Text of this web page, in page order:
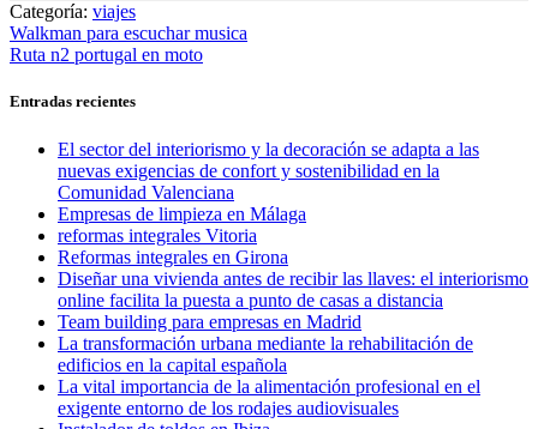
Categoría: viajes
Navegación
de
entradas
Entrada
anterior:
Walkman para escuchar musica
Entrada
Ruta n2 portugal en moto
Entradas recientes
El sector del interiorismo y la decoración se adapta a las
nuevas exigencias de confort y sostenibilidad en la
Comunidad Valenciana
Empresas de limpieza en Málaga
reformas integrales Vitoria
Reformas integrales en Girona
Diseñar una vivienda antes de recibir las llaves: el interiorismo
online facilita la puesta a punto de casas a distancia
Team building para empresas en Madrid
La transformación urbana mediante la rehabilitación de
edificios en la capital española
La vital importancia de la alimentación profesional en el
exigente entorno de los rodajes audiovisuales